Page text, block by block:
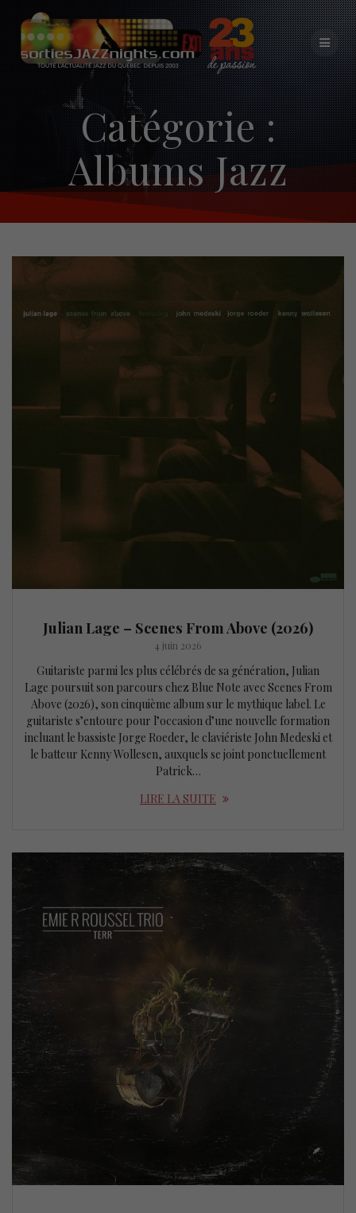
Skip
to
content
Catégorie :
Albums Jazz
Julian Lage – Scenes From Above (2026)
4 juin 2026
Guitariste parmi les plus célébrés de sa génération, Julian
Lage poursuit son parcours chez Blue Note avec Scenes From
Above (2026), son cinquième album sur le mythique label. Le
guitariste s’entoure pour l’occasion d’une nouvelle formation
incluant le bassiste Jorge Roeder, le claviériste John Medeski et
le batteur Kenny Wollesen, auxquels se joint ponctuellement
Patrick…
LIRE LA SUITE